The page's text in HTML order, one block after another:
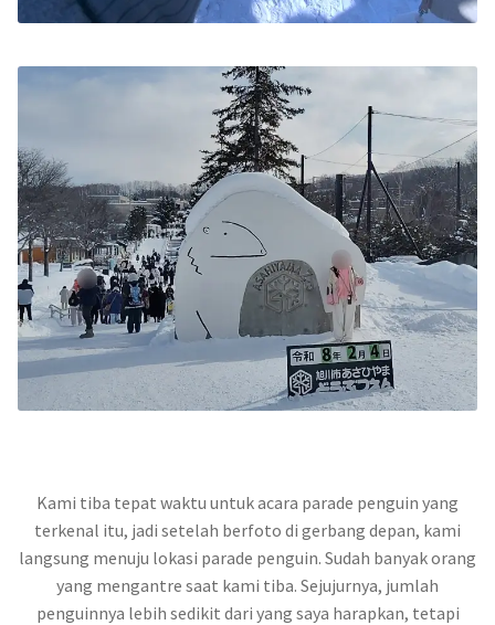
Kami tiba tepat waktu untuk acara parade penguin yang
terkenal itu, jadi setelah berfoto di gerbang depan, kami
langsung menuju lokasi parade penguin. Sudah banyak orang
yang mengantre saat kami tiba. Sejujurnya, jumlah
penguinnya lebih sedikit dari yang saya harapkan, tetapi